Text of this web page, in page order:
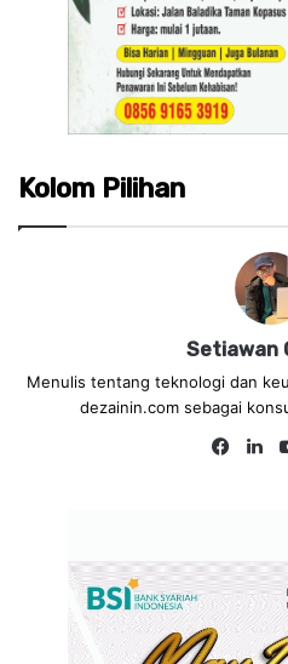
Kolom Pilihan
Setiawan
Menulis tentang teknologi dan
dezainin.com sebagai
Fa